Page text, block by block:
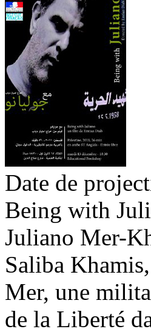
Date de
Being with
Juliano Mer-
Saliba
Mer, une
de la Liberté